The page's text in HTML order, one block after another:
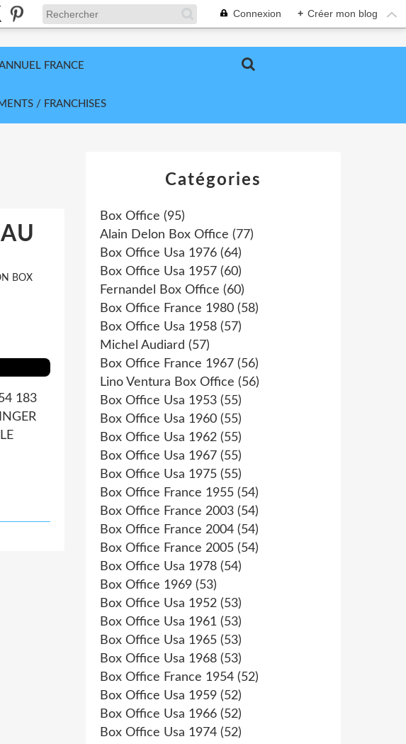
Connexion + Créer mon blog
FRANCE
/ FRANCHISES
BOX
183
Catégories
Box Office (95)
Alain Delon Box Office (77)
Box Office Usa 1976 (64)
Box Office Usa 1957 (60)
Fernandel Box Office (60)
Box Office France 1980 (58)
Box Office Usa 1958 (57)
Michel Audiard (57)
Box Office France 1967 (56)
Lino Ventura Box Office (56)
Box Office Usa 1953 (55)
Box Office Usa 1960 (55)
Box Office Usa 1962 (55)
Box Office Usa 1967 (55)
Box Office Usa 1975 (55)
Box Office France 1955 (54)
Box Office France 2003 (54)
Box Office France 2004 (54)
Box Office France 2005 (54)
Box Office Usa 1978 (54)
Box Office 1969 (53)
Box Office Usa 1952 (53)
Box Office Usa 1961 (53)
Box Office Usa 1965 (53)
Box Office Usa 1968 (53)
Box Office France 1954 (52)
Box Office Usa 1959 (52)
Box Office Usa 1966 (52)
Box Office Usa 1974 (52)